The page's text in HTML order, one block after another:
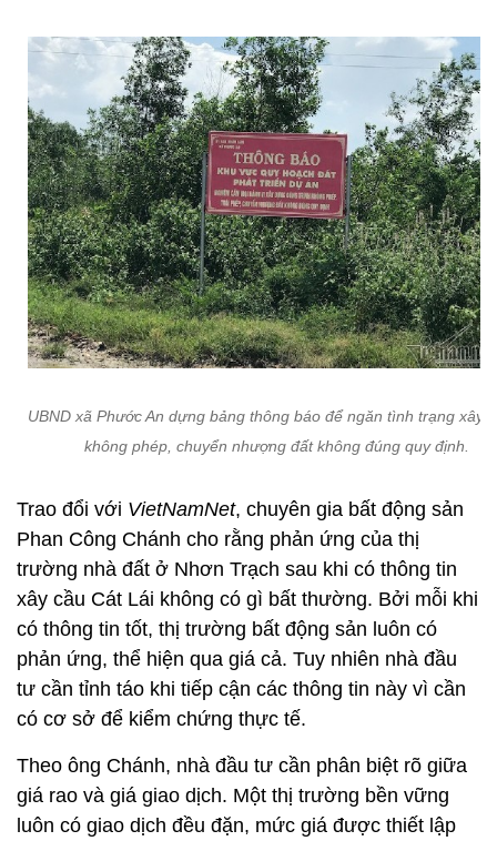
UBND xã Phước An dựng bảng thông báo để ngăn tình trạng xây
không phép, chuyển nhượng đất không đúng quy định.
Trao đổi với VietNamNet, chuyên gia bất động sản
Phan Công Chánh cho rằng phản ứng của thị
trường nhà đất ở Nhơn Trạch sau khi có thông tin
xây cầu Cát Lái không có gì bất thường. Bởi mỗi khi
có thông tin tốt, thị trường bất động sản luôn có
phản ứng, thể hiện qua giá cả. Tuy nhiên nhà đầu
tư cần tỉnh táo khi tiếp cận các thông tin này vì cần
có cơ sở để kiểm chứng thực tế.
Theo ông Chánh, nhà đầu tư cần phân biệt rõ giữa
giá rao và giá giao dịch. Một thị trường bền vững
luôn có giao dịch đều đặn, mức giá được thiết lập